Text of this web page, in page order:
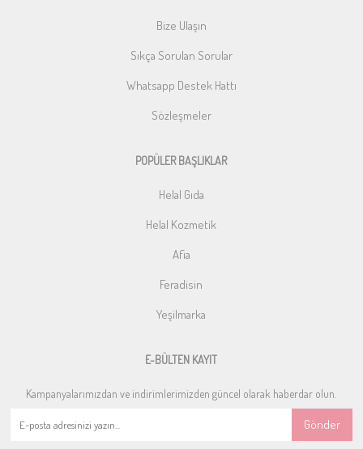
Bize Ulaşın
Sıkça Sorulan Sorular
Whatsapp Destek Hattı
Sözleşmeler
POPÜLER BAŞLIKLAR
Helal Gıda
Helal Kozmetik
Afia
Feradisin
Yeşilmarka
E-BÜLTEN KAYIT
Kampanyalarımızdan ve indirimlerimizden güncel olarak haberdar olun.
Gönder